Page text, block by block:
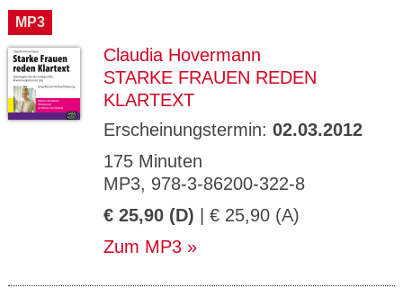
MP3
Claudia Hovermann
STARKE FRAUEN REDEN
KLARTEXT
Erscheinungstermin: 02.03.2012
175 Minuten
MP3, 978-3-86200-322-8
€ 25,90 (D) | € 25,90 (A)
Zum MP3